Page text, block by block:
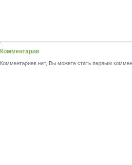
Комментарии
Комментариев нет, Вы можете стать первым